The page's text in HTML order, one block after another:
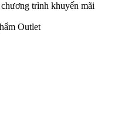
trình khuyến mãi
Outlet